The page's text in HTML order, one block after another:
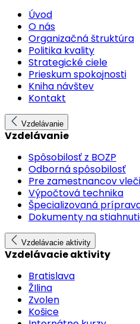
Úvod
O nás
Organizačná štruktúra
Politika kvality
Strategické ciele
Prieskum spokojnosti
Kniha návštev
Kontakt
Vzdelávanie
Vzdelávanie
Spôsobilosť z BOZP
Odborná spôsobilosť
Pre zamestnancov
Výpočtová technika
Špecializovaná
Dokumenty na
Vzdelávacie aktivity
Vzdelávacie aktivity
Bratislava
ŽIlina
Zvolen
Košice